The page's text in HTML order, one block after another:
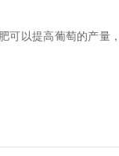
可以提高葡萄的产量